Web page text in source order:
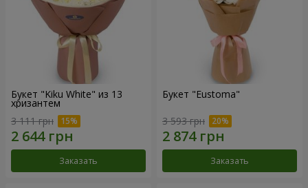
Букет "Kiku White" из 13
хризантем
3 111 грн
Заказать
Букет "Eustoma"
3 593 грн
Заказать